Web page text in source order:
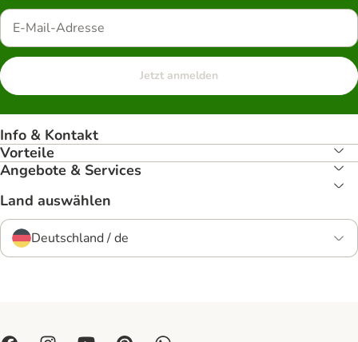
Jetzt anmelden
Info & Kontakt
Vorteile
Angebote & Services
Land auswählen
Deutschland / de